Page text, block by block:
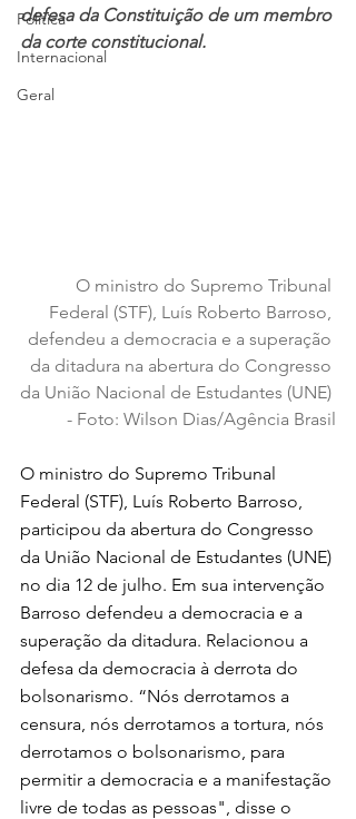
Política
Internacional
Geral
defesa da Constituição de um membro
da corte constitucional.
O ministro do Supremo Tribunal
Federal (STF), Luís Roberto Barroso,
defendeu a democracia e a superação
da ditadura na abertura do Congresso
da União Nacional de Estudantes (UNE)
- Foto: Wilson Dias/Agência Brasil
O ministro do Supremo Tribunal
Federal (STF), Luís Roberto Barroso,
participou da abertura do Congresso
da União Nacional de Estudantes (UNE)
no dia 12 de julho. Em sua intervenção
Barroso defendeu a democracia e a
superação da ditadura. Relacionou a
defesa da democracia à derrota do
bolsonarismo. “Nós derrotamos a
censura, nós derrotamos a tortura, nós
derrotamos o bolsonarismo, para
permitir a democracia e a manifestação
livre de todas as pessoas", disse o